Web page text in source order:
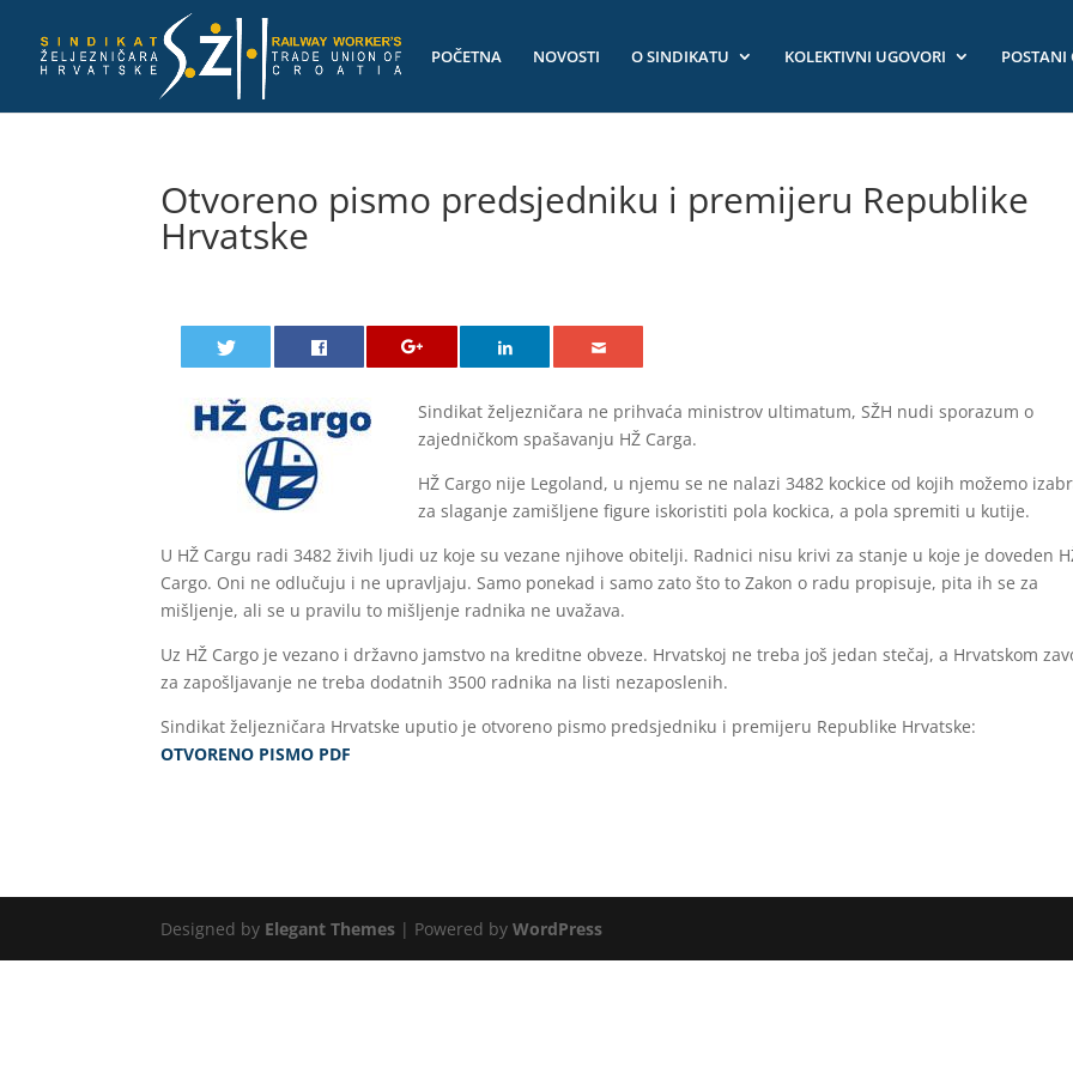
POČETNA NOVOSTI O SINDIKATU KOLEKTIVNI UGOVORI POSTANI
Otvoreno pismo predsjedniku i premijeru Republike
Hrvatske
Sindikat željezničara ne prihvaća ministrov ultimatum, SŽH nudi sporazum o
zajedničkom spašavanju HŽ Carga.
HŽ Cargo nije Legoland, u njemu se ne nalazi 3482 kockice od kojih možemo
za slaganje zamišljene figure iskoristiti pola kockica, a pola spremiti u kutije.
U HŽ Cargu radi 3482 živih ljudi uz koje su vezane njihove obitelji. Radnici nisu krivi za stanje u koje je doveden
Cargo. Oni ne odlučuju i ne upravljaju. Samo ponekad i samo zato što to Zakon o radu propisuje, pita ih se za
mišljenje, ali se u pravilu to mišljenje radnika ne uvažava.
Uz HŽ Cargo je vezano i državno jamstvo na kreditne obveze. Hrvatskoj ne treba još jedan stečaj, a Hrvatskom
za zapošljavanje ne treba dodatnih 3500 radnika na listi nezaposlenih.
Sindikat željezničara Hrvatske uputio je otvoreno pismo predsjedniku i premijeru Republike Hrvatske:
OTVORENO PISMO PDF
Designed by Elegant Themes | Powered byWordPress